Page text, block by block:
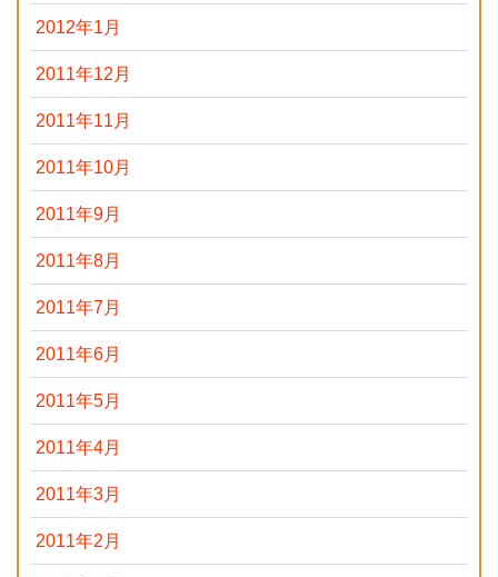
2012年1月
2011年12月
2011年11月
2011年10月
2011年9月
2011年8月
2011年7月
2011年6月
2011年5月
2011年4月
2011年3月
2011年2月